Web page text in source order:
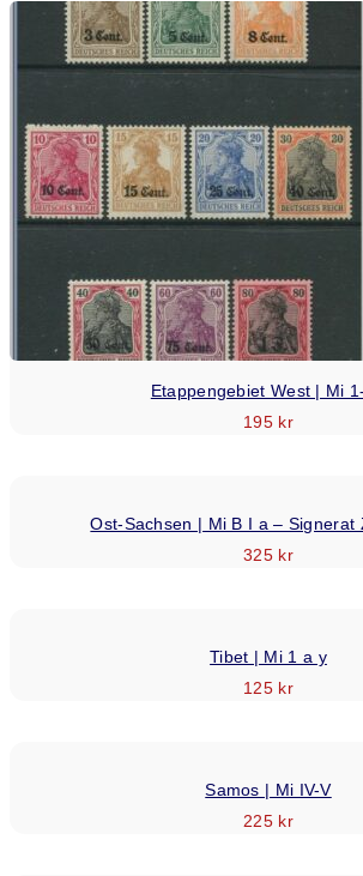
Etappengebiet West | Mi
195 kr
Ost-Sachsen | Mi B I a – Signerat
325 kr
Tibet | Mi 1 a y
125 kr
Samos | Mi IV-V
225 kr